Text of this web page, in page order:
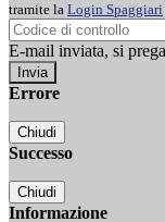
tramite la Login Spaggiari
E-mail inviata, si
Errore
Chiudi
Successo
Chiudi
Informazione